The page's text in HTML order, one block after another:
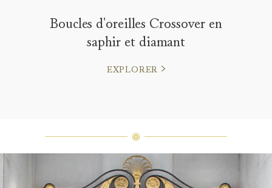
Boucles d'oreilles Crossover en
saphir et diamant
EXPLORER